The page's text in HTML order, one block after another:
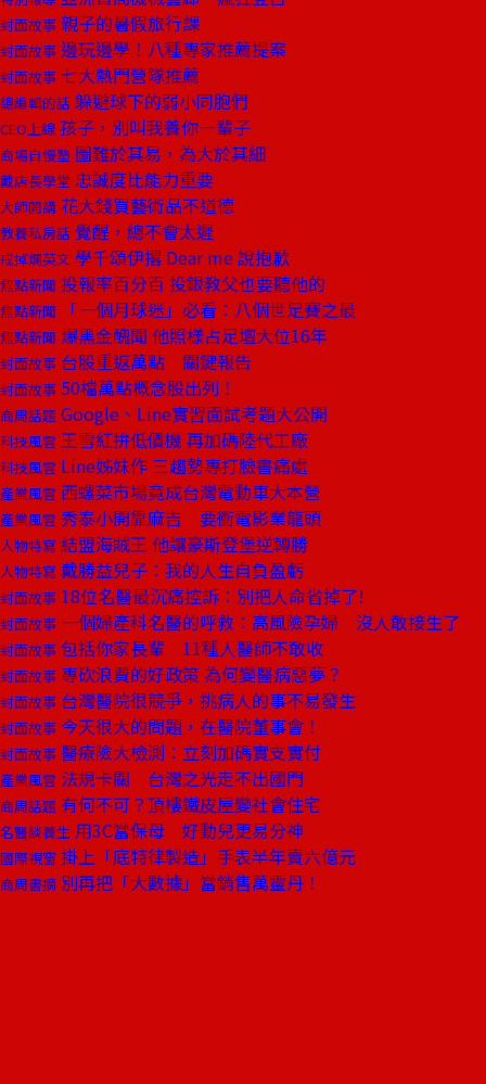
封面故事 親子的暑假旅行課
封面故事 邊玩邊學！八種專家推薦提案
封面故事 七大熱門營隊推薦
總編輯的話 躲避球下的弱小同胞們
CEO上線 孩子，別叫我養你一輩子
商場自慢塾 圖難於其易，為大於其細
戴店長學堂 忠誠度比能力重要
大師開講 花大錢買藝術品不道德
教養私房話 覺醒，總不會太遲
戒掉爛英文 學千頌伊撂 Dear me 說抱歉
焦點新聞 投報率百分百 投銀教父也要聽他的
焦點新聞 「一個月球迷」必看：八個世足賽之最
焦點新聞 爆黑金醜聞 他照樣占足壇大位16年
封面故事 台股重返萬點 關鍵報告
封面故事 50檔萬點概念股出列！
商周話題 Google、Line實習面試考題大公開
科技風雲 王雪紅拚低價機 再加碼陸代工廠
科技風雲 Line姊妹作 三趨勢專打臉書痛處
產業風雲 西螺菜市場竟成台灣電動車大本營
產業風雲 秀泰小開靠麻吉 要衝電影業龍頭
人物特寫 結盟海賊王 他讓豪斯登堡逆轉勝
人物特寫 戴勝益兒子：我的人生自負盈虧
封面故事 18位名醫最沉痛控訴：別把人命省掉了!
封面故事 一個婦產科名醫的呼救：高風險孕婦 沒人敢接生了
封面故事 包括你家長輩 11種人醫師不敢收
封面故事 專砍浪費的好政策 為何變醫病惡夢？
封面故事 台灣醫院很競爭，挑病人的事不易發生
封面故事 今天很大的問題，在醫院董事會！
封面故事 醫療險大檢測：立刻加碼實支實付
產業風雲 法規卡關 台灣之光走不出國門
商周話題 有何不可？頂樓鐵皮屋變社會住宅
名醫談養生 用3C當保母 好動兒更易分神
國際視窗 掛上「底特律製造」手表半年賣六億元
商周書摘 別再把「大數據」當銷售萬靈丹！